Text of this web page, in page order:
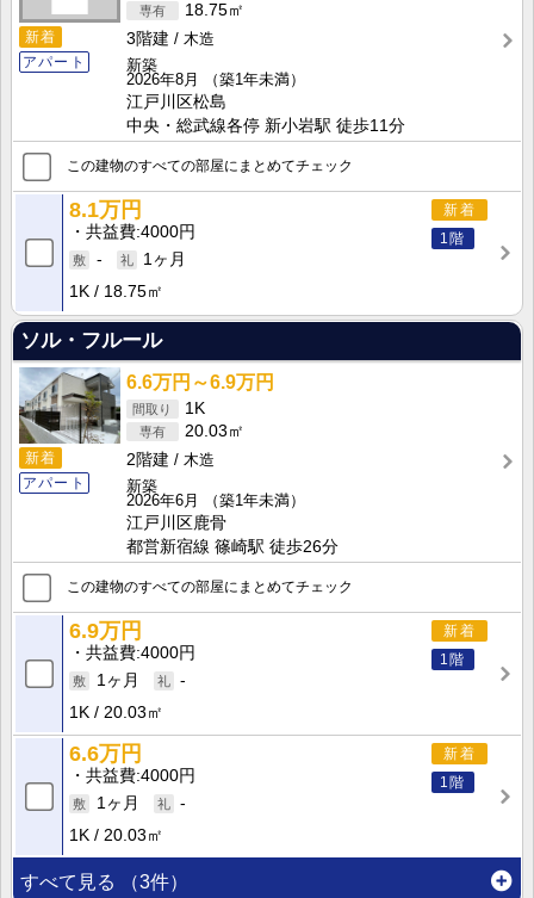
新着
アパート
18.75㎡
3階建
木造
新築
2026年8月
（築1年未満）
江戸川区松島
中央・総武線各停 新小岩駅 徒歩11分
この建物のすべての部屋にまとめてチェック
新着
1階
8.1万円
共益費 4000円
-
1ヶ月
1K
18.75㎡
ソル・フルール
新着
アパート
6.6万円～6.9万円
1K
20.03㎡
2階建
木造
新築
2026年6月
（築1年未満）
江戸川区鹿骨
都営新宿線 篠崎駅 徒歩26分
この建物のすべての部屋にまとめてチェック
新着
1階
6.9万円
共益費 4000円
1ヶ月
-
1K
20.03㎡
新着
1階
6.6万円
共益費 4000円
1ヶ月
-
1K
20.03㎡
すべて見る （3件）